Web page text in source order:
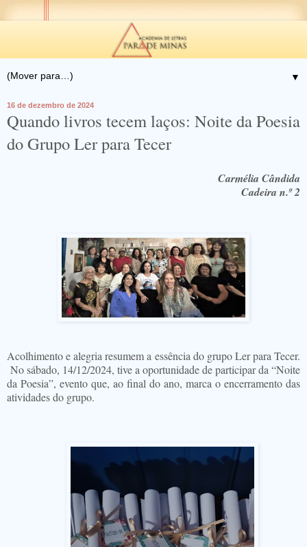
▼
16 de dezembro de 2024
Quando livros tecem laços: Noite da Poesia
do Grupo Ler para Tecer
Carmélia Cândida
Cadeira n.º 2
Acolhimento e alegria resumem a essência do grupo Ler para Tecer.
No sábado, 14/12/2024, tive a oportunidade de participar da “Noite
da Poesia”, evento que, ao final do ano, marca o encerramento das
atividades do grupo.